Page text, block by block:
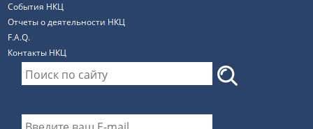
События НКЦ
Отчеты о деятельности НКЦ
F.A.Q.
Контакты НКЦ